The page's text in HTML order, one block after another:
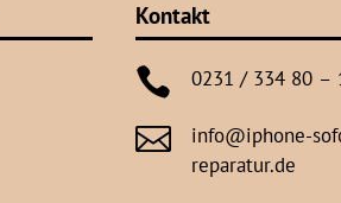
Kontakt
 0231 / 334 80 –

info@iphone-
reparatur.de